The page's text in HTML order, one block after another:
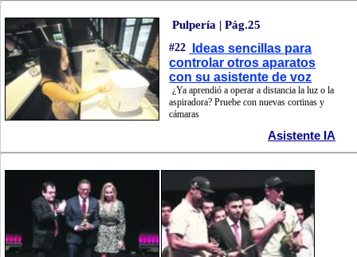
Pulpería | Pág.25
#22
Ideas sencillas para
controlar otros aparatos
con su asistente de voz
¿Ya aprendió a operar a distancia la luz o la
aspiradora? Pruebe con nuevas cortinas y
cámaras
Asistente IA